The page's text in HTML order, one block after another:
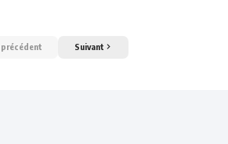
précédent Suivant